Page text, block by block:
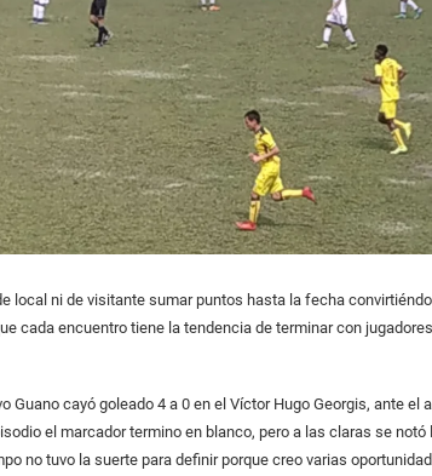
local ni de visitante sumar puntos hasta la fecha
cada encuentro tiene la tendencia de terminar con
Guano cayó goleado 4 a 0 en el Víctor Hugo Georgis, ante el
el marcador termino en blanco, pero a las claras se notó
no tuvo la suerte para definir porque creo varias